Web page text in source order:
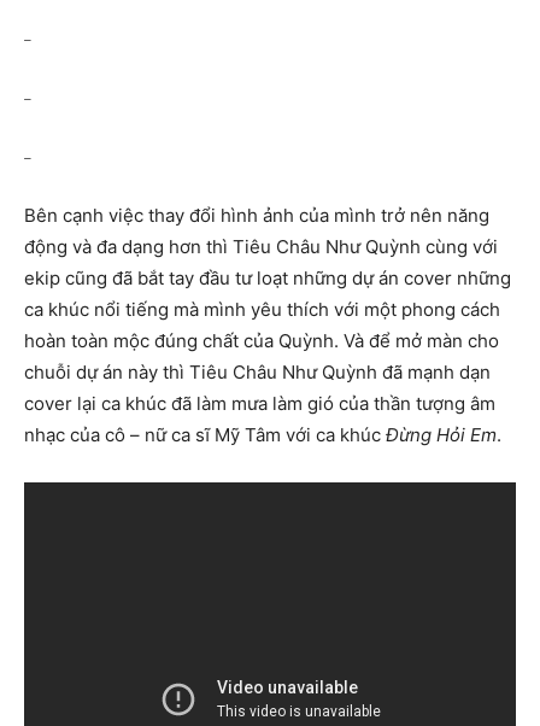
–
–
–
Bên cạnh việc thay đổi hình ảnh của mình trở nên năng
động và đa dạng hơn thì Tiêu Châu Như Quỳnh cùng với
ekip cũng đã bắt tay đầu tư loạt những dự án cover những
ca khúc nổi tiếng mà mình yêu thích với một phong cách
hoàn toàn mộc đúng chất của Quỳnh. Và để mở màn cho
chuỗi dự án này thì Tiêu Châu Như Quỳnh đã mạnh dạn
cover lại ca khúc đã làm mưa làm gió của thần tượng âm
nhạc của cô – nữ ca sĩ Mỹ Tâm với ca khúc Đừng Hỏi Em.